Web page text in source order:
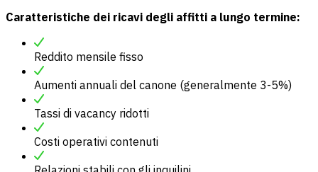
Caratteristiche dei ricavi degli affitti a lungo termine:
Reddito mensile fisso
Aumenti annuali del canone (generalmente 3-5%)
Tassi di vacancy ridotti
Costi operativi contenuti